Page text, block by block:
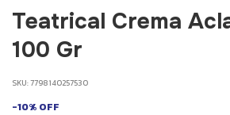
Teatrical Crema
100 Gr
SKU:7798140257530
-10% OFF